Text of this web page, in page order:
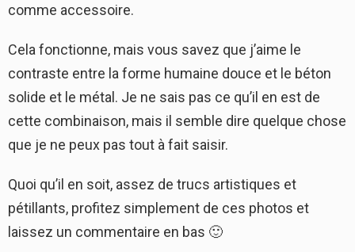
comme accessoire.
Cela fonctionne, mais vous savez que j’aime le
contraste entre la forme humaine douce et le béton
solide et le métal. Je ne sais pas ce qu’il en est de
cette combinaison, mais il semble dire quelque chose
que je ne peux pas tout à fait saisir.
Quoi qu’il en soit, assez de trucs artistiques et
pétillants, profitez simplement de ces photos et
laissez un commentaire en bas 🙂